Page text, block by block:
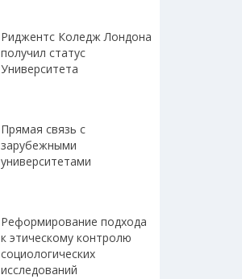
Риджентс Коледж Лондона
получил статус
Университета
Прямая связь с
зарубежными
университетами
Реформирование подхода
к этическому контролю
социологических
исследований